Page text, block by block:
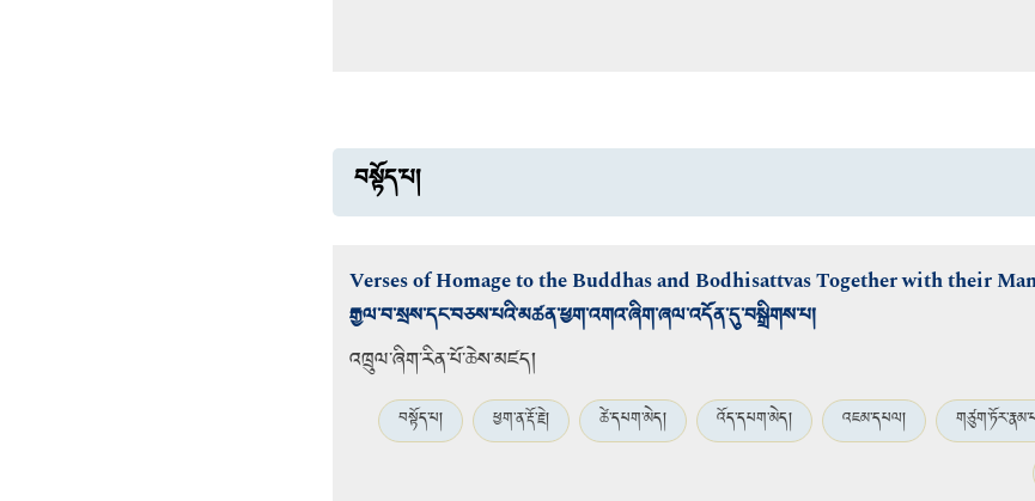
བསྟོད་པ།
Verses of Homage to the Buddhas and Bodhisattvas Together with their
རྒྱལ་བ་སྲས་དང་བཅས་པའི་མཚན་ཕྱག་འགའ་ཞིག་ཞལ་འདོན་དུ་བསྒྲིགས་པ།
འཁྲུལ་ཞིག་རིན་པོ་ཆེས་མཛད།
བསྟོད་པ། ཕྱག་ན་རྡོ་རྗེ། ཚེ་དཔག་མེད། འོད་དཔག་མེད། འཇམ་དཔལ།